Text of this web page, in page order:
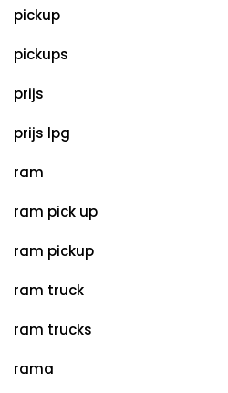
pickup
pickups
prijs
prijs lpg
ram
ram pick up
ram pickup
ram truck
ram trucks
rama